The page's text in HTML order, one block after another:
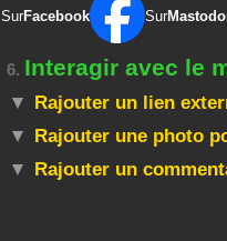
SurFacebook Sur
6. Interagir avec le
Rajouter un lien
Rajouter une photo
Rajouter un